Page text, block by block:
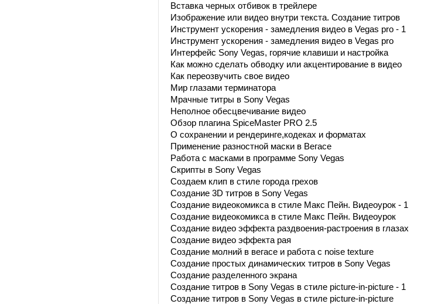
Вставка черных отбивок в трейлере
Изображение или видео внутри текста. Создание титров
Инструмент ускорения - замедления видео в Vegas pro - 1
Инструмент ускорения - замедления видео в Vegas pro
Интерфейс Sony Vegas, горячие клавиши и настройка
Как можно сделать обводку или акцентирование в видео
Как переозвучить свое видео
Мир глазами терминатора
Мрачные титры в Sony Vegas
Неполное обесцвечивание видео
Обзор плагина SpiceMaster PRO 2.5
О сохранении и рендеринге,кодеках и форматах
Применение разностной маски в Вегасе
Работа с масками в программе Sony Vegas
Скрипты в Sony Vegas
Создаем клип в стиле города грехов
Создание 3D титров в Sony Vegas
Создание видеокомикса в стиле Макс Пейн. Видеоурок - 1
Создание видеокомикса в стиле Макс Пейн. Видеоурок
Создание видео эффекта раздвоения-растроения в глазах
Создание видео эффекта рая
Создание молний в вегасе и работа с noise texture
Создание простых динамических титров в Sony Vegas
Создание разделенного экрана
Создание титров в Sony Vegas в стиле picture-in-picture - 1
Создание титров в Sony Vegas в стиле picture-in-picture